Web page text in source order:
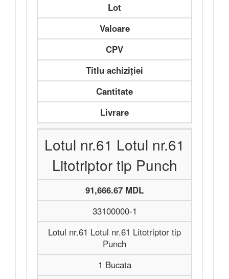
Lot
Valoare
CPV
Titlu achiziției
Cantitate
Livrare
Lotul nr.61 Lotul nr.61
Litotriptor tip Punch
91,666.67 MDL
33100000-1
Lotul nr.61 Lotul nr.61 Litotriptor tip
Punch
1 Bucata